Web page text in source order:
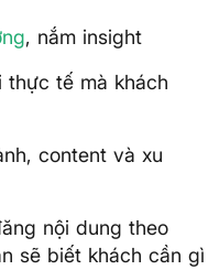
, nắm insight
thực tế mà khách
content và xu
nội dung theo
sẽ biết khách cần gì